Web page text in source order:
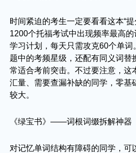
时间紧迫的考生一定要看看这本“
1200个托福考试中出现频率最高
学习计划，每天只需攻克60个单
题中的考频星级，还配有同义词替
常适合考前突击。不过要注意，这
汇量、需要查漏补缺的同学，零基
较大。
《绿宝书》——词根词缀拆解神器
对记忆单词结构有障碍的同学，可